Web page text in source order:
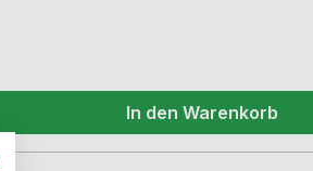
In den Warenkorb